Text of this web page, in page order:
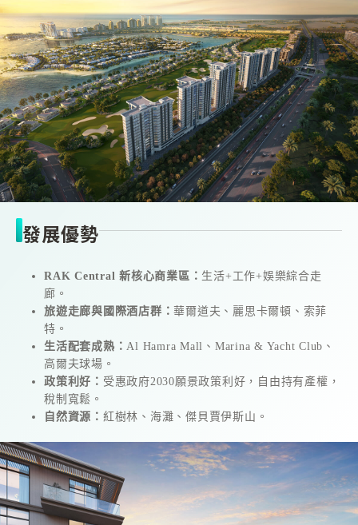
發展優勢
RAK Central 新核心商業區： 生活+工作+娛樂綜合走
廊。
旅遊走廊與國際酒店群：華爾道夫、麗思卡爾頓、索菲
特。
生活配套成熟：Al Hamra Mall、Marina & Yacht Club、
高爾夫球場。
政策利好： 受惠政府2030願景政策利好 ，自由持有產權，
稅制寬鬆。
自然資源： 紅樹林、海灘、傑貝賈伊斯山。